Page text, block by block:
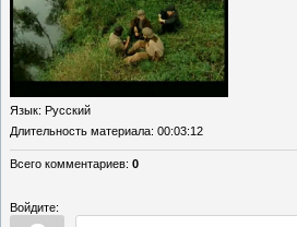
Язык: Русский
Длительность материала: 00:03:12
Всего комментариев: 0
Войдите: